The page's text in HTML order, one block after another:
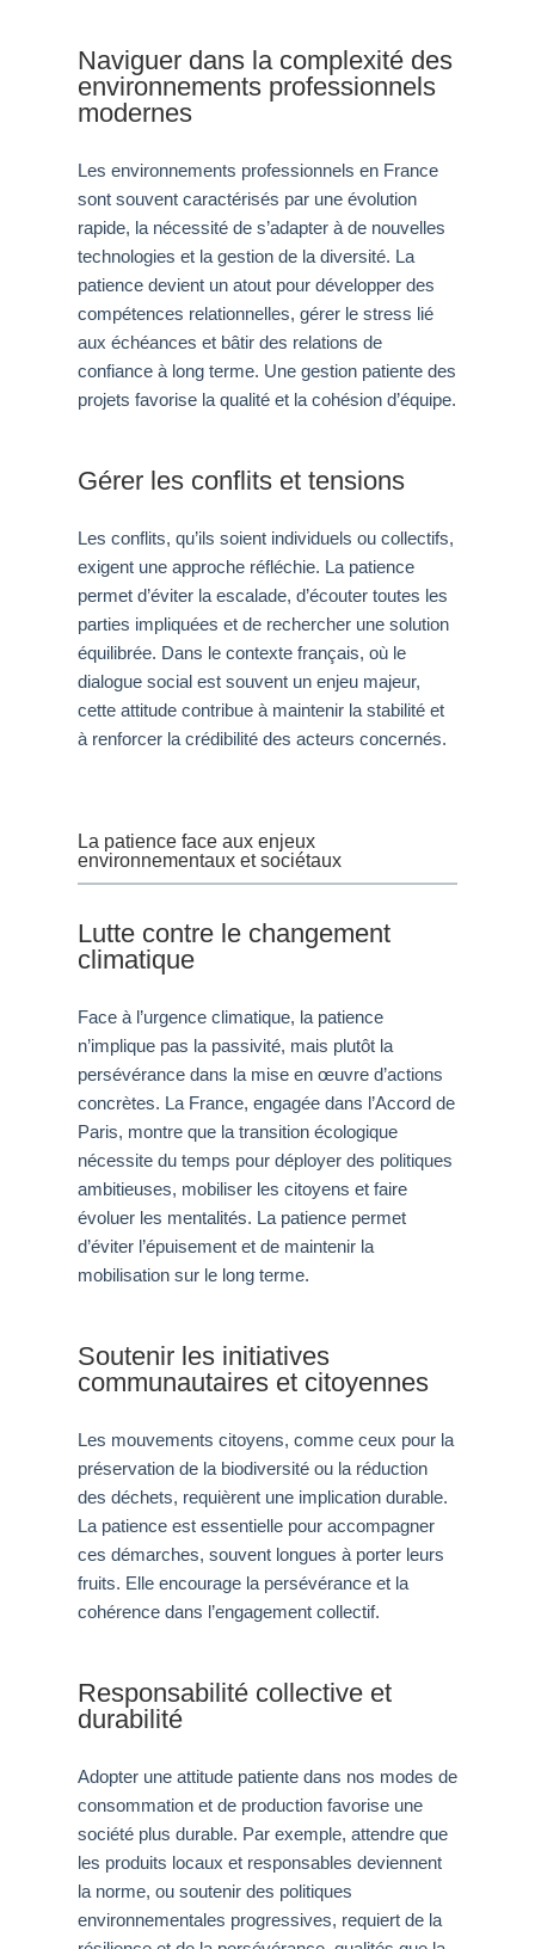
Naviguer dans la complexité des
environnements professionnels
modernes
Les environnements professionnels en France
sont souvent caractérisés par une évolution
rapide, la nécessité de s’adapter à de nouvelles
technologies et la gestion de la diversité. La
patience devient un atout pour développer des
compétences relationnelles, gérer le stress lié
aux échéances et bâtir des relations de
confiance à long terme. Une gestion patiente des
projets favorise la qualité et la cohésion d’équipe.
Gérer les conflits et tensions
Les conflits, qu’ils soient individuels ou collectifs,
exigent une approche réfléchie. La patience
permet d’éviter la escalade, d’écouter toutes les
parties impliquées et de rechercher une solution
équilibrée. Dans le contexte français, où le
dialogue social est souvent un enjeu majeur,
cette attitude contribue à maintenir la stabilité et
à renforcer la crédibilité des acteurs concernés.
La patience face aux enjeux
environnementaux et sociétaux
Lutte contre le changement
climatique
Face à l’urgence climatique, la patience
n’implique pas la passivité, mais plutôt la
persévérance dans la mise en œuvre d’actions
concrètes. La France, engagée dans l’Accord de
Paris, montre que la transition écologique
nécessite du temps pour déployer des politiques
ambitieuses, mobiliser les citoyens et faire
évoluer les mentalités. La patience permet
d’éviter l’épuisement et de maintenir la
mobilisation sur le long terme.
Soutenir les initiatives
communautaires et citoyennes
Les mouvements citoyens, comme ceux pour la
préservation de la biodiversité ou la réduction
des déchets, requièrent une implication durable.
La patience est essentielle pour accompagner
ces démarches, souvent longues à porter leurs
fruits. Elle encourage la persévérance et la
cohérence dans l’engagement collectif.
Responsabilité collective et
durabilité
Adopter une attitude patiente dans nos modes de
consommation et de production favorise une
société plus durable. Par exemple, attendre que
les produits locaux et responsables deviennent
la norme, ou soutenir des politiques
environnementales progressives, requiert de la